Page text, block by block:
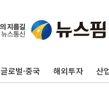
글로벌·중국 해외투자 산
해군1함대 '창설 80
원주시, 첨단의료
전남광주 화정역